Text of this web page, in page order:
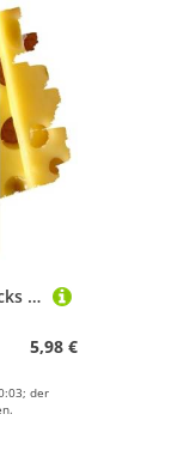
Zite Fishing Flave Boost Sticks | Lockstoff-Stift für Gummifische, Wobbler, Blinker & Spoons | Made in Germany | 4 Sorten in 4 Aromen | Kunstköder-Duftstoff | UV-Aktiv (Gelb/Käse)
5,98 €
der